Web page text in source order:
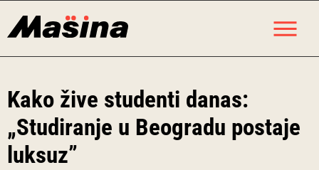
Kako žive studenti danas:
„Studiranje u Beogradu postaje
luksuz”